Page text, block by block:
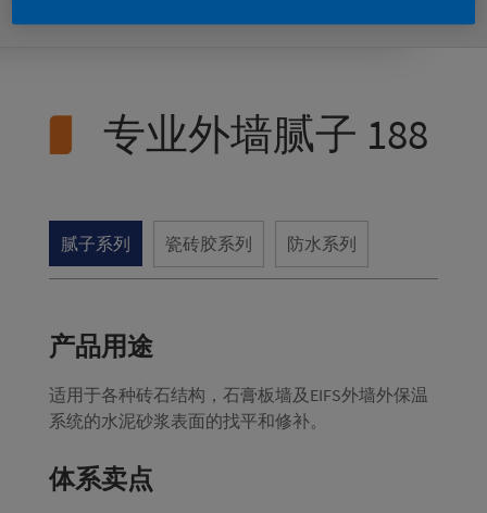
专业外墙腻子 188
腻子系列 瓷砖胶系列 防水系列
产品用途
适用于各种砖石结构，石膏板墙及EIFS外墙外保温
系统的水泥砂浆表面的找平和修补。
体系卖点